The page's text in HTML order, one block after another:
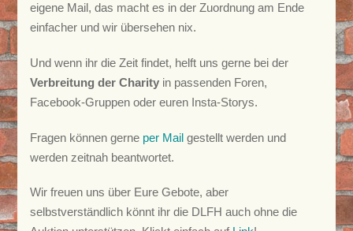
eigene Mail, das macht es in der Zuordnung am Ende
einfacher und wir übersehen nix.
Und wenn ihr die Zeit findet, helft uns gerne bei der
Verbreitung der Charityin passenden Foren,
Facebook-Gruppen oder euren Insta-Storys.
Fragen können gerne per Mailgestellt werden und
werden zeitnah beantwortet.
Wir freuen uns über Eure Gebote, aber
selbstverständlich könnt ihr die DLFH auch ohne die